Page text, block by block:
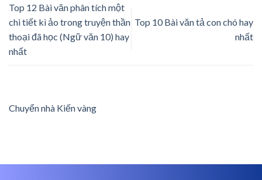
Top 12 Bài văn phân tích một
chi tiết kì ảo trong truyện thần
thoại đã học (Ngữ văn 10) hay
nhất
Top 10 Bài văn tả con chó hay
nhất
Chuyển nhà Kiến vàng